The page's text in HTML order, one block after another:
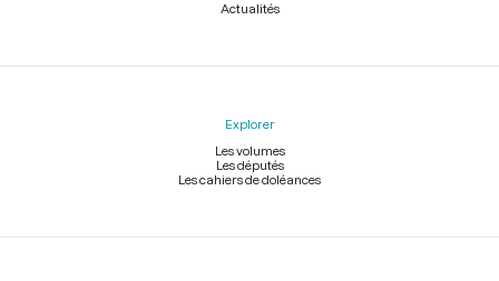
Actualités
Explorer
Les volumes
Les députés
Les cahiers de doléances